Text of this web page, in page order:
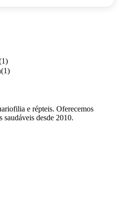
(1)
e répteis. Oferecemos
saudáveis desde 2010.